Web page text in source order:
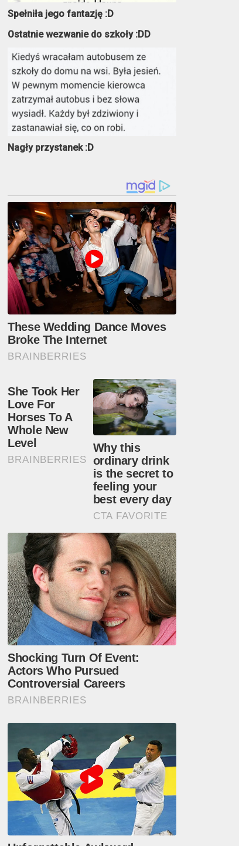
Spełniła jego fantazję :D
Ostatnie wezwanie do szkoły :DD
Nagły przystanek :D